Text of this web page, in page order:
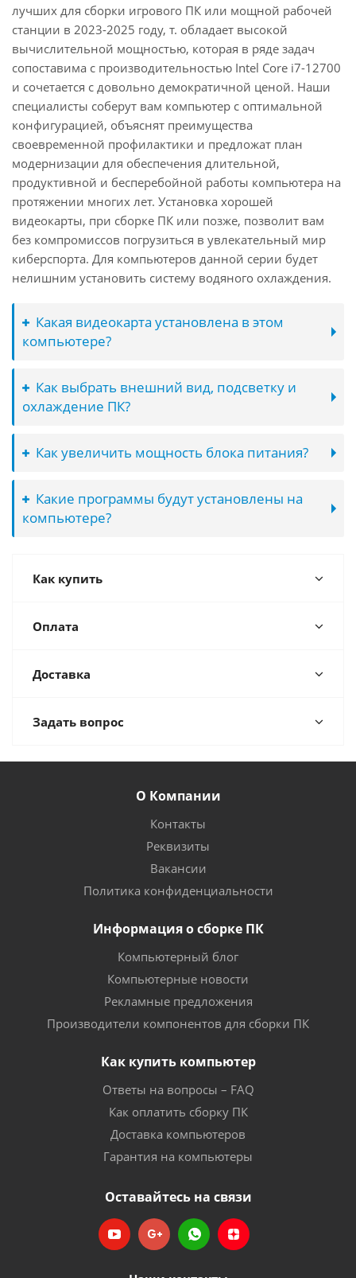
лучших для сборки игрового ПК или мощной рабочей
станции в 2023-2025 году, т. обладает высокой
вычислительной мощностью, которая в ряде задач
сопоставима с производительностью Intel Core i7-12700
и сочетается с довольно демократичной ценой. Наши
специалисты соберут вам компьютер с оптимальной
конфигурацией, объяснят преимущества
своевременной профилактики и предложат план
модернизации для обеспечения длительной,
продуктивной и бесперебойной работы компьютера на
протяжении многих лет. Установка хорошей
видеокарты, при сборке ПК или позже, позволит вам
без компромиссов погрузиться в увлекательный мир
киберспорта. Для компьютеров данной серии будет
нелишним установить систему водяного охлаждения.
Какая видеокарта установлена в этом
компьютере?
Как выбрать внешний вид, подсветку и
охлаждение ПК?
Как увеличить мощность блока питания?
Какие программы будут установлены на
компьютере?
Как купить
Оплата
Доставка
Задать вопрос
О Компании
Контакты
Реквизиты
Вакансии
Политика конфиденциальности
Информация о сборке ПК
Компьютерный блог
Компьютерные новости
Рекламные предложения
Производители компонентов для сборки ПК
Как купить компьютер
Ответы на вопросы – FAQ
Как оплатить сборку ПК
Доставка компьютеров
Гарантия на компьютеры
Оставайтесь на связи